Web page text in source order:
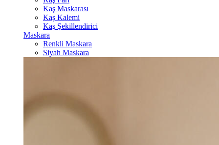
Kaş Maskarası
Kaş Kalemi
Kaş Şekillendirici
Maskara
Renkli Maskara
Siyah Maskara